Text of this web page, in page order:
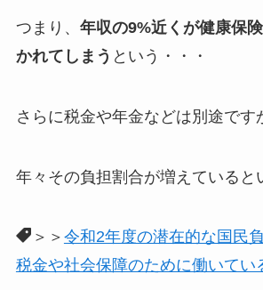
つまり、 年収の9%近くが健康保
かれてしまう という・・・
さらに税金や年金などは別途です
年々その負担割合が増えていると
＞＞ 令和2年度の潜在的な国民
税金や社会保障のために働いてい